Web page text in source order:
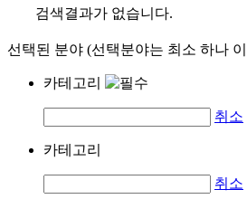
검색결과가 없습니다.
선택된 분야 (선택분야는 최소 하나
카테고리
취소
카테고리
취소